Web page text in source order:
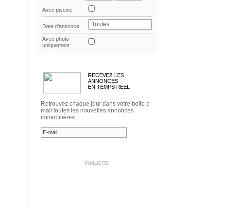
Avec piscine
Date d'annonce Toutes
Avec photo
uniquement
RECEVEZ LES
ANNONCES
EN TEMPS RÉEL
Retrouvez chaque jour dans votre boîte e-
mail toutes les nouvelles annonces
immobilières.
PUBLICITE